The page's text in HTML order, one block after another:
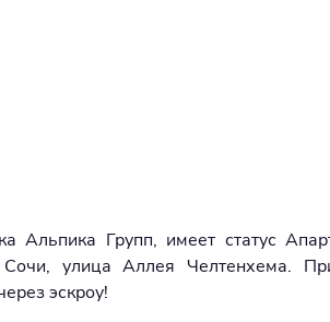
Альпика Групп, имеет статус
улица Аллея Челтенхема.
эскроу!